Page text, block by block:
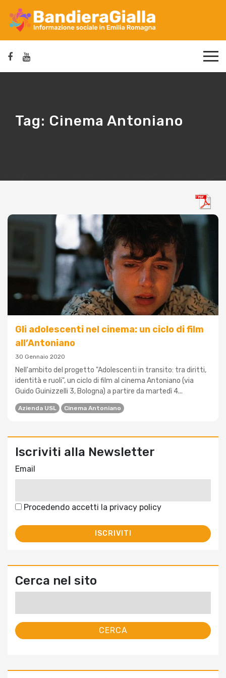
Tag: Cinema Antoniano
Gli adolescenti nel cinema: un ciclo di film
all’Antoniano
30 Gennaio 2020
Nell'ambito del progetto "Adolescenti in transito: tra diritti,
identità e ruoli", un ciclo di film al cinema Antoniano (via
Guido Guinizzelli 3, Bologna) a partire da martedì 4...
Azienda USL Cinema Antoniano
Iscriviti alla Newsletter
Email
Procedendo accetti la privacy policy
Cerca nel sito